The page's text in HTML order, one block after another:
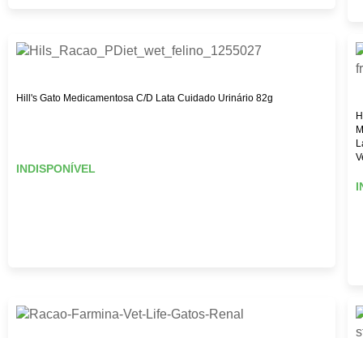
Hill's Gato Medicamentosa C/D Lata Cuidado Urinário 82g
INDISPONÍVEL